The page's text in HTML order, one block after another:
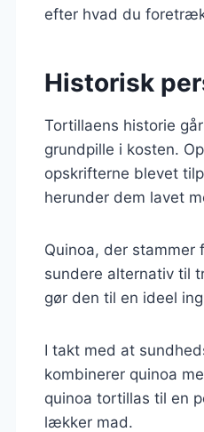
efter hvad du
Historisk
Tortillaens historie
grundpille i kosten.
opskrifterne blevet
herunder dem lavet
Quinoa, der
sundere alternativ til
gør den til en ideel
I takt med at
kombinerer quinoa
quinoa tortillas til en
lækker mad.